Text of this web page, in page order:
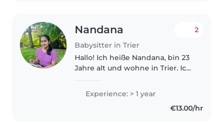
Nandana
Babysitter in Trier
2
Hallo! Ich heiße Nandana, bin 23
Jahre alt und wohne in Trier. Ich
Deutschland gekommen.
Während meiner Zeit als Au-pair
Experience: > 1 year
€13.00/hr